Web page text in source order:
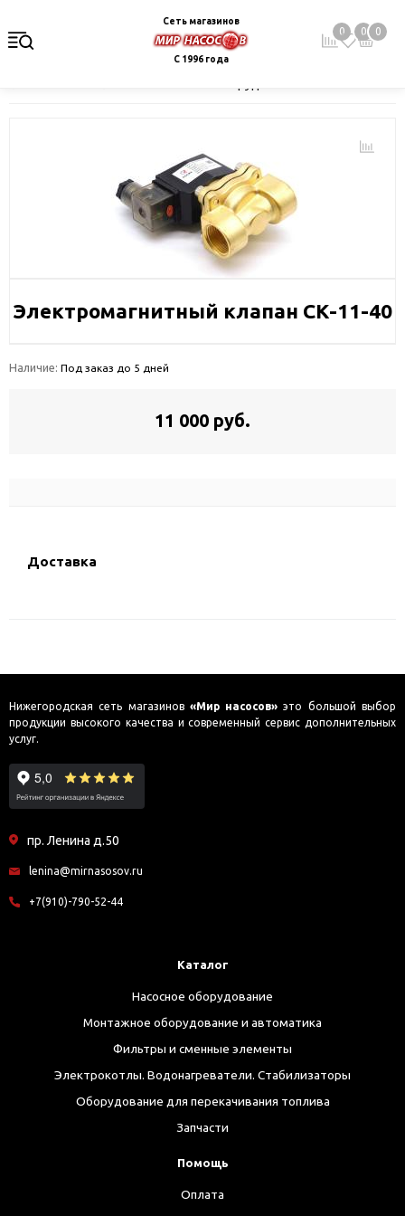
Сеть магазинов
С 1996 года
0 0 0
Электромагнитный клапан CK-11-40
Наличие: Под заказ до 5 дней
11 000 руб.
Доставка
Нижегородская сеть магазинов «Мир насосов» это большой выбор
продукции высокого качества и современный сервис дополнительных
услуг.
пр. Ленина д.50
lenina@mirnasosov.ru
+7(910)-790-52-44
Каталог
Насосное оборудование
Монтажное оборудование и автоматика
Фильтры и сменные элементы
Электрокотлы. Водонагреватели. Стабилизаторы
Оборудование для перекачивания топлива
Запчасти
Помощь
Оплата